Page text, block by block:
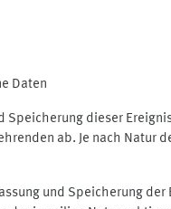
Daten
Speicherung dieser
ab. Je nach Natur
und Speicherung